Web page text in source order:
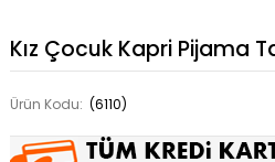
Kız Çocuk Kapri Pijama
Ürün Kodu: (6110)